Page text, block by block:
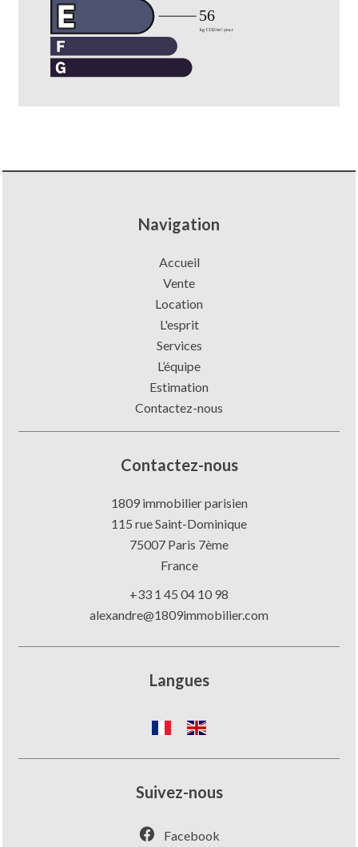
Navigation
Accueil
Vente
Location
L'esprit
Services
L’équipe
Estimation
Contactez-nous
Contactez-nous
1809 immobilier parisien
115 rue Saint-Dominique
75007 Paris 7ème
France
+33 1 45 04 10 98
alexandre@1809immobilier.com
Langues
Suivez-nous
Facebook